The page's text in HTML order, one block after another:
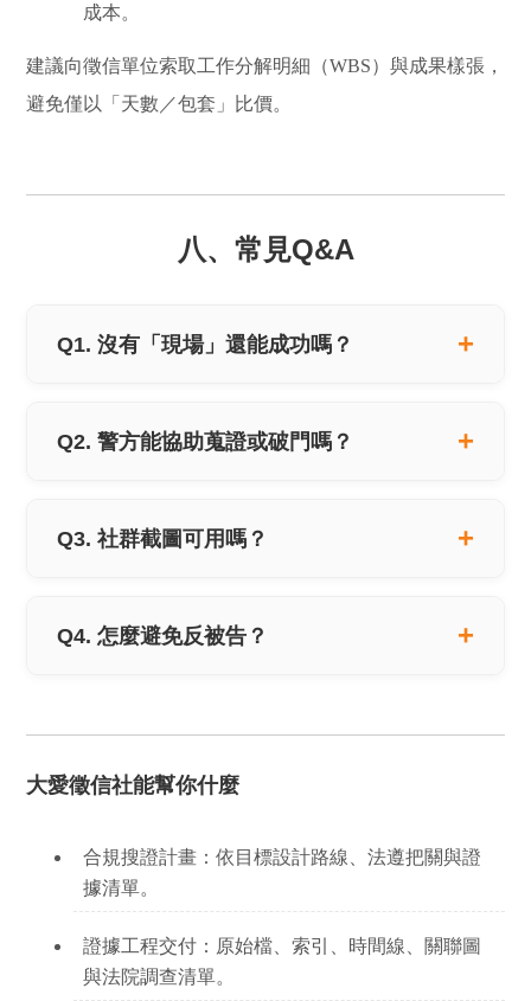
成本。
建議向徵信單位索取工作分解明細（WBS）與成果樣張，
避免僅以「天數／包套」比價。
八、常見Q&A
Q1. 沒有「現場」還能成功嗎？
Q2. 警方能協助蒐證或破門嗎？
Q3. 社群截圖可用嗎？
Q4. 怎麼避免反被告？
大愛徵信社能幫你什麼
合規搜證計畫：依目標設計路線、法遵把關與證
據清單。
證據工程交付： 原始檔、索引、時間線、關聯圖
與法院調查清單。